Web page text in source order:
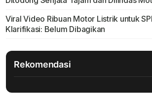
Viral Video Ribuan Motor Listrik untuk
Klarifikasi: Belum Dibagikan
Rekomendasi